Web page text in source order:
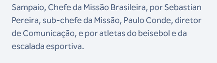
Sampaio, Chefe da Missão Brasileira, por Sebastian
Pereira, sub-chefe da Missão, Paulo Conde, diretor
de Comunicação, e por atletas do beisebol e da
escalada esportiva.